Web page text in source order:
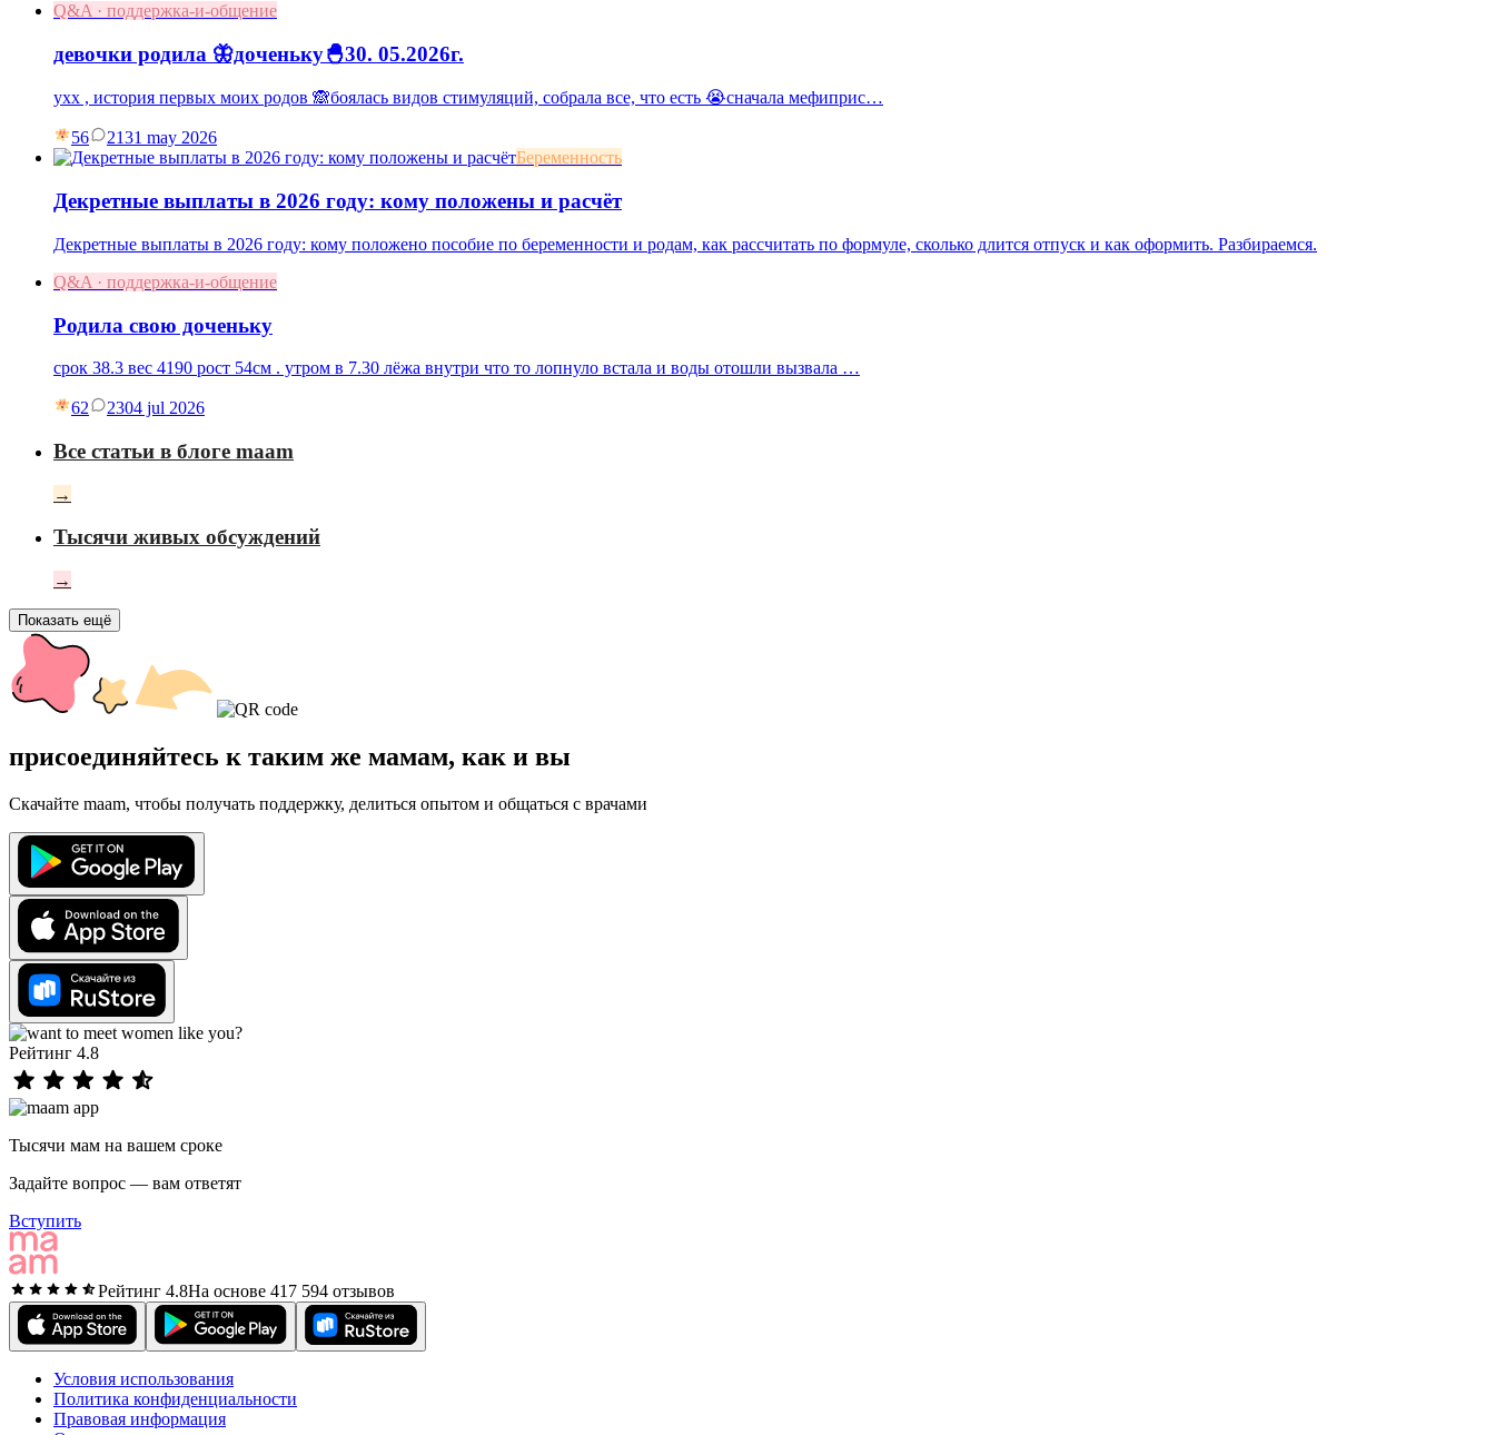
Q&A · поддержка-и-общение
девочки родила 🦋доченьку🐣30. 05.2026г.
ухх , история первых моих родов 🙈боялась видов стимуляций, собрала все, что есть 😭сначала мефиприс…
56 2131 may 2026
Беременность
Декретные выплаты в 2026 году: кому положены и расчёт
Декретные выплаты в 2026 году: кому положено пособие по беременности и родам, как рассчитать по формуле, сколько длится отпуск и как оформить. Разбираемся.
Q&A · поддержка-и-общение
Родила свою доченьку
срок 38.3 вес 4190 рост 54см . утром в 7.30 лёжа внутри что то лопнуло встала и воды отошли вызвала …
62 2304 jul 2026
Все статьи в блоге maam
→
Тысячи живых обсуждений
→
Показать ещё
присоединяйтесь к таким же мамам, как и вы
Скачайте maam, чтобы получать поддержку, делиться опытом и общаться с врачами
Рейтинг 4.8
Тысячи мам на вашем сроке
Задайте вопрос — вам ответят
Вступить
Рейтинг 4.8На основе 417 594 отзывов
Условия использования
Политика конфиденциальности
Правовая информация